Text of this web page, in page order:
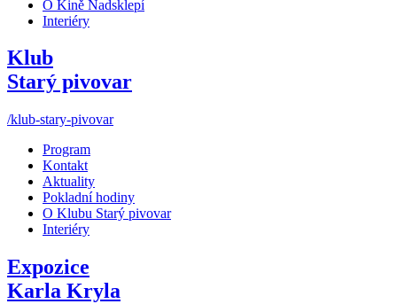
O Kině Nadsklepí
Interiéry
Klub
Starý pivovar
/klub-stary-pivovar
Program
Kontakt
Aktuality
Pokladní hodiny
O Klubu Starý pivovar
Interiéry
Expozice
Karla Kryla